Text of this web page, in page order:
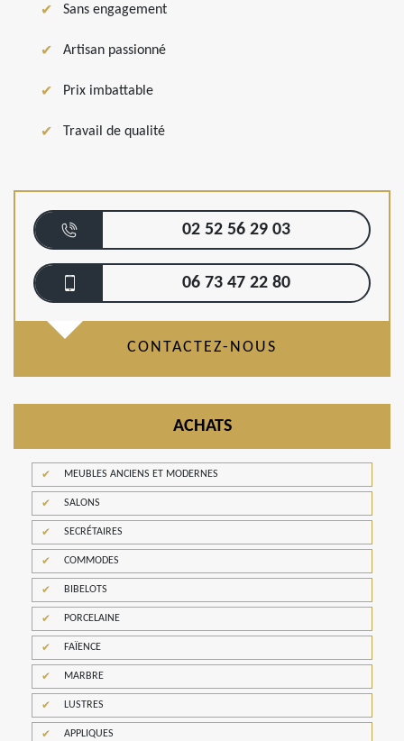
Sans engagement
Artisan passionné
Prix imbattable
Travail de qualité
02 52 56 29 03
06 73 47 22 80
CONTACTEZ-NOUS
ACHATS
MEUBLES ANCIENS ET MODERNES
SALONS
SECRÉTAIRES
COMMODES
BIBELOTS
PORCELAINE
FAÏENCE
MARBRE
LUSTRES
APPLIQUES